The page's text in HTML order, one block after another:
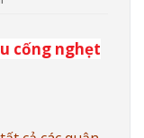
cống nghẹt